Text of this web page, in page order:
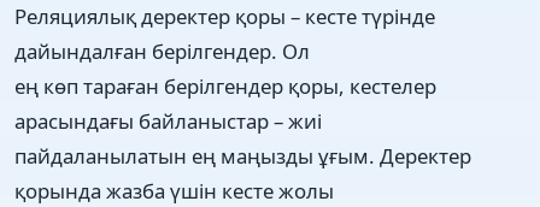
Реляциялық деректер қоры – кесте түрінде
дайындалған берілгендер. Ол
ең көп тараған берілгендер қоры, кестелер
арасындағы байланыстар – жиі
пайдаланылатын ең маңызды ұғым. Деректер
қорында жазба үшін кесте жолы